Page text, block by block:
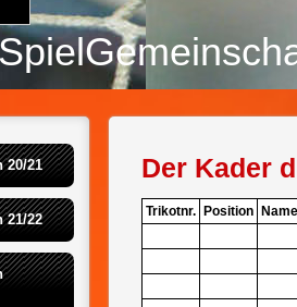
20/21
21/22
Der Kader
Trikotnr. Position Name